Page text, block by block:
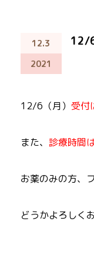
12.3
2021
12/
12/6（月） 受付
また、 診療時間
お薬のみの方、
どうかよろしく